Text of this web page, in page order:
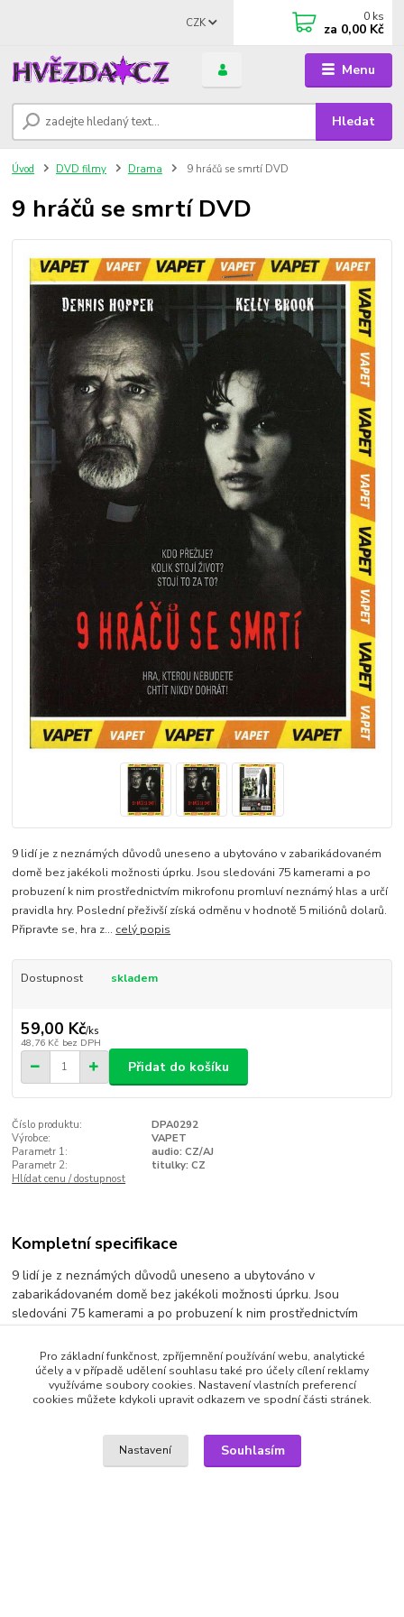
Menu
CZK
Hledat
0 ks
za 0,00 Kč
Úvod DVD filmy Drama 9 hráčů se smrtí DVD
9 hráčů se smrtí DVD
9 lidí je z neznámých důvodů uneseno a ubytováno v zabarikádovaném
domě bez jakékoli možnosti úprku. Jsou sledováni 75 kamerami a po
probuzení k nim prostřednictvím mikrofonu promluví neznámý hlas a určí
pravidla hry. Poslední přeživší získá odměnu v hodnotě 5 miliónů dolarů.
Připravte se, hra z... celý popis
Dostupnost skladem
59,00 Kč/ks
48,76 Kč bez DPH
Přidat do košíku
Číslo produktu:
DPA0292
Výrobce:
VAPET
Parametr 1:
audio: CZ/AJ
Parametr 2:
titulky: CZ
Hlídat cenu / dostupnost
Kompletní specifikace
9 lidí je z neznámých důvodů uneseno a ubytováno v
zabarikádovaném domě bez jakékoli možnosti úprku. Jsou
sledováni 75 kamerami a po probuzení k nim prostřednictvím
přeživší získá odměnu v hodnotě 5 miliónů dolarů. Připravte se, hra
začíná.
Výrobce: VAPET | titulky: CZ | audio: CZ/AJ
Zboží zařazeno v kategoriích
Pro základní funkčnost, zpříjemnění používání webu, analytické
účely a v případě udělení souhlasu také pro účely cílení reklamy
využíváme soubory cookies. Nastavení vlastních preferencí
cookies můžete kdykoli upravit odkazem ve spodní části stránek.
Nastavení Souhlasím